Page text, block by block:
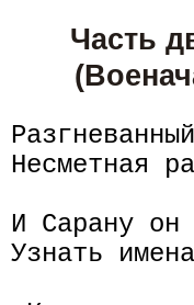
Часть
Несметная
И Сарану он
Узнать